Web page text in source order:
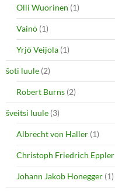
Olli Wuorinen (1)
Vainö (1)
Yrjö Veijola (1)
šoti luule (2)
Robert Burns (2)
šveitsi luule (3)
Albrecht von Haller (1)
Christoph Friedrich Eppler
Johann Jakob Honegger (1)